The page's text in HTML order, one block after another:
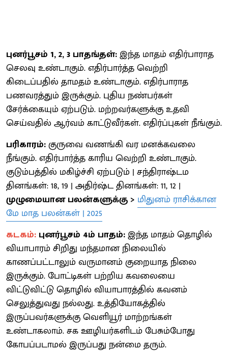
புனர்பூசம் 1, 2, 3 பாதங்தள்:இந்த மாதம் எதிர்பாராத
செலவு உண்டாகும். எதிர்பார்த்த வெற்றி
கிடைப்பதில் தாமதம் உண்டாகும். எதிர்பாராத
பணவரத்தும் இருக்கும். புதிய நண்பர்கள்
சேர்க்கையும் ஏற்படும். மற்றவர்களுக்கு உதவி
செய்வதில் ஆர்வம் காட்டுவீர்கள். எதிர்ப்புகள் நீங்கும்.
பரிகாரம்:குருவை வணங்கி வர மனக்கவலை
நீங்கும். எதிர்பார்த்த காரிய வெற்றி உண்டாகும்.
குடும்பத்தில் மகிழ்ச்சி ஏற்படும் | சந்திராஷ்டம
தினங்கள்: 18, 19 | அதிர்ஷ்ட தினங்கள்: 11, 12 |
முழுமையான பலன்களுக்கு > மிதுனம் ராசிக்கான
மே மாத பலன்கள் | 2025
கடகம்: புனர்பூசம் 4ம் பாதம்:இந்த மாதம் தொழில்
வியாபாரம் சிறிது மந்தமான நிலையில்
காணப்பட்டாலும் வருமானம் குறையாத நிலை
இருக்கும். போட்டிகள் பற்றிய கவலையை
விட்டுவிட்டு தொழில் வியாபாரத்தில் கவனம்
செலுத்துவது நல்லது. உத்தியோகத்தில்
இருப்பவர்களுக்கு வெளியூர் மாற்றங்கள்
உண்டாகலாம். சக ஊழியர்களிடம் பேசும்போது
கோபப்படாமல் இருப்பது நன்மை தரும்.